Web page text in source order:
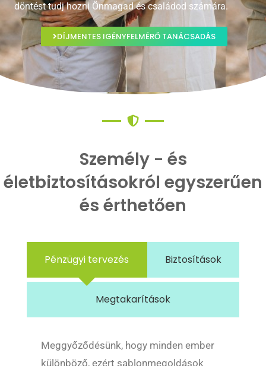
döntést tudj hozni Önmagad és családod számára.
DÍJMENTES IGÉNYFELMÉRŐ TANÁCSADÁS
Személy - és
életbiztosításokról egyszerűen
és érthetően
Pénzügyi tervezés Biztosítások
Megtakarítások
Meggyőződésünk, hogy minden ember
különböző, ezért sablonmegoldások